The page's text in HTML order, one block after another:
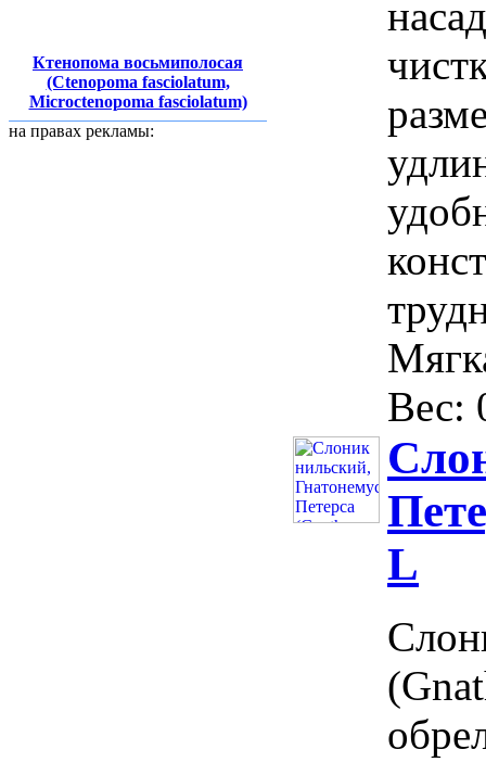
Ктенопома восьмиполосая
(Ctenopoma fasciolatum,
Microctenopoma fasciolatum)
на правах рекламы:
Вес:
L